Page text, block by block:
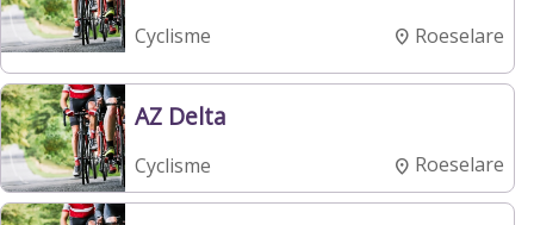
Cyclisme Roeselare
AZ Delta
Cyclisme Roeselare